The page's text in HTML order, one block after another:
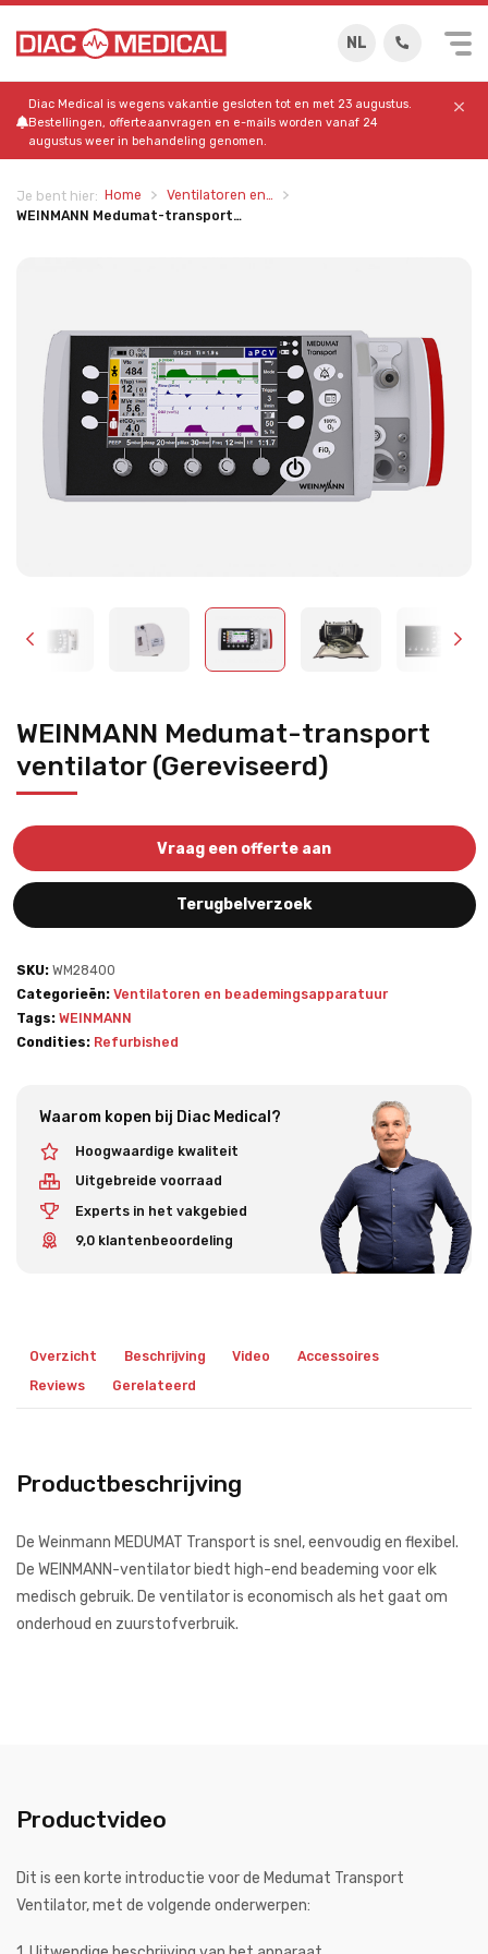
NL
Diac Medical is wegens vakantie gesloten tot en met 23 augustus.
Bestellingen, offerteaanvragen en e-mails worden vanaf 24
augustus weer in behandeling genomen.
Je bent hier: Home
Ventilatoren en…
WEINMANN Medumat-transport…
WEINMANN Medumat-transport
ventilator (Gereviseerd)
Vraag een offerte aan
Terugbelverzoek
SKU: WM28400
Categorieën: Ventilatoren en beademingsapparatuur
Tags: WEINMANN
Condities: Refurbished
Waarom kopen bij Diac Medical?
Hoogwaardige kwaliteit
Uitgebreide voorraad
Experts in het vakgebied
9,0 klantenbeoordeling
Overzicht Beschrijving Video
Accessoires
Reviews
Gerelateerd
Productbeschrijving
De Weinmann MEDUMAT Transport is snel, eenvoudig en flexibel.
De WEINMANN-ventilator biedt high-end beademing voor elk
medisch gebruik. De ventilator is economisch als het gaat om
onderhoud en zuurstofverbruik.
Productvideo
Dit is een korte introductie voor de Medumat Transport
Ventilator, met de volgende onderwerpen: